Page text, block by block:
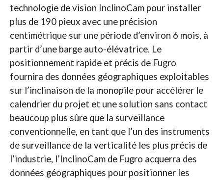
technologie de vision InclinoCam pour installer
plus de 190 pieux avec une précision
centimétrique sur une période d’environ 6 mois, à
partir d’une barge auto-élévatrice. Le
positionnement rapide et précis de Fugro
fournira des données géographiques exploitables
sur l’inclinaison de la monopile pour accélérer le
calendrier du projet et une solution sans contact
beaucoup plus sûre que la surveillance
conventionnelle, en tant que l’un des instruments
de surveillance de la verticalité les plus précis de
l’industrie, l’InclinoCam de Fugro acquerra des
données géographiques pour positionner les